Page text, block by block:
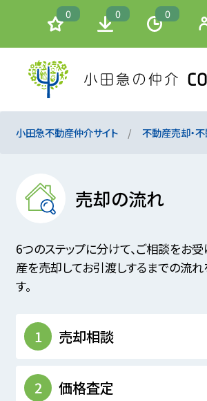
0 0 0
小田急不動産仲介サイト 不動産売却・
売却の流れ
6つのステップに分けて、ご相談をお受
産を売却してお引渡しするまでの流
す。
1 売却相談
2 価格査定